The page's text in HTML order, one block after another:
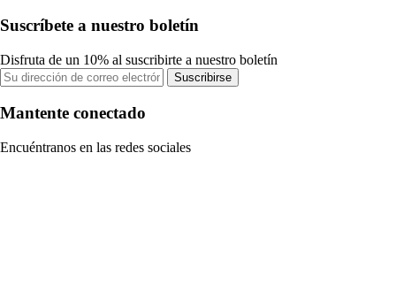
Suscríbete a nuestro boletín
Disfruta de un 10% al suscribirte a nuestro boletín
Suscribirse
Mantente conectado
Encuéntranos en las redes sociales